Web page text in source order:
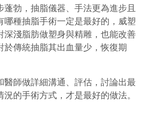
蓬勃，抽脂儀器、手法更為進步且
哪種抽脂手術一定是最好的 ，威塑
深淺脂肪做塑身與精雕，也能改善
於傳統抽脂其出血量少，恢復期
醫師做詳細溝通、評估，討論出最
況的手術方式，才是最好的做法。